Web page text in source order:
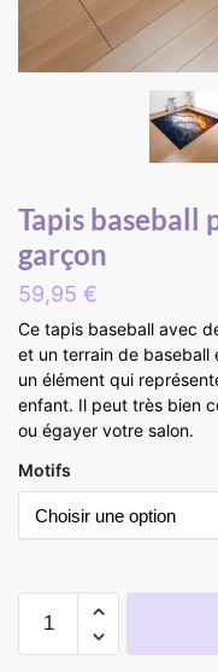
Tapis baseball
garçon
59,95 €
Ce tapis baseball avec
et un terrain de baseball
un élément qui
enfant. Il peut très bien
ou égayer votre salon.
Motifs